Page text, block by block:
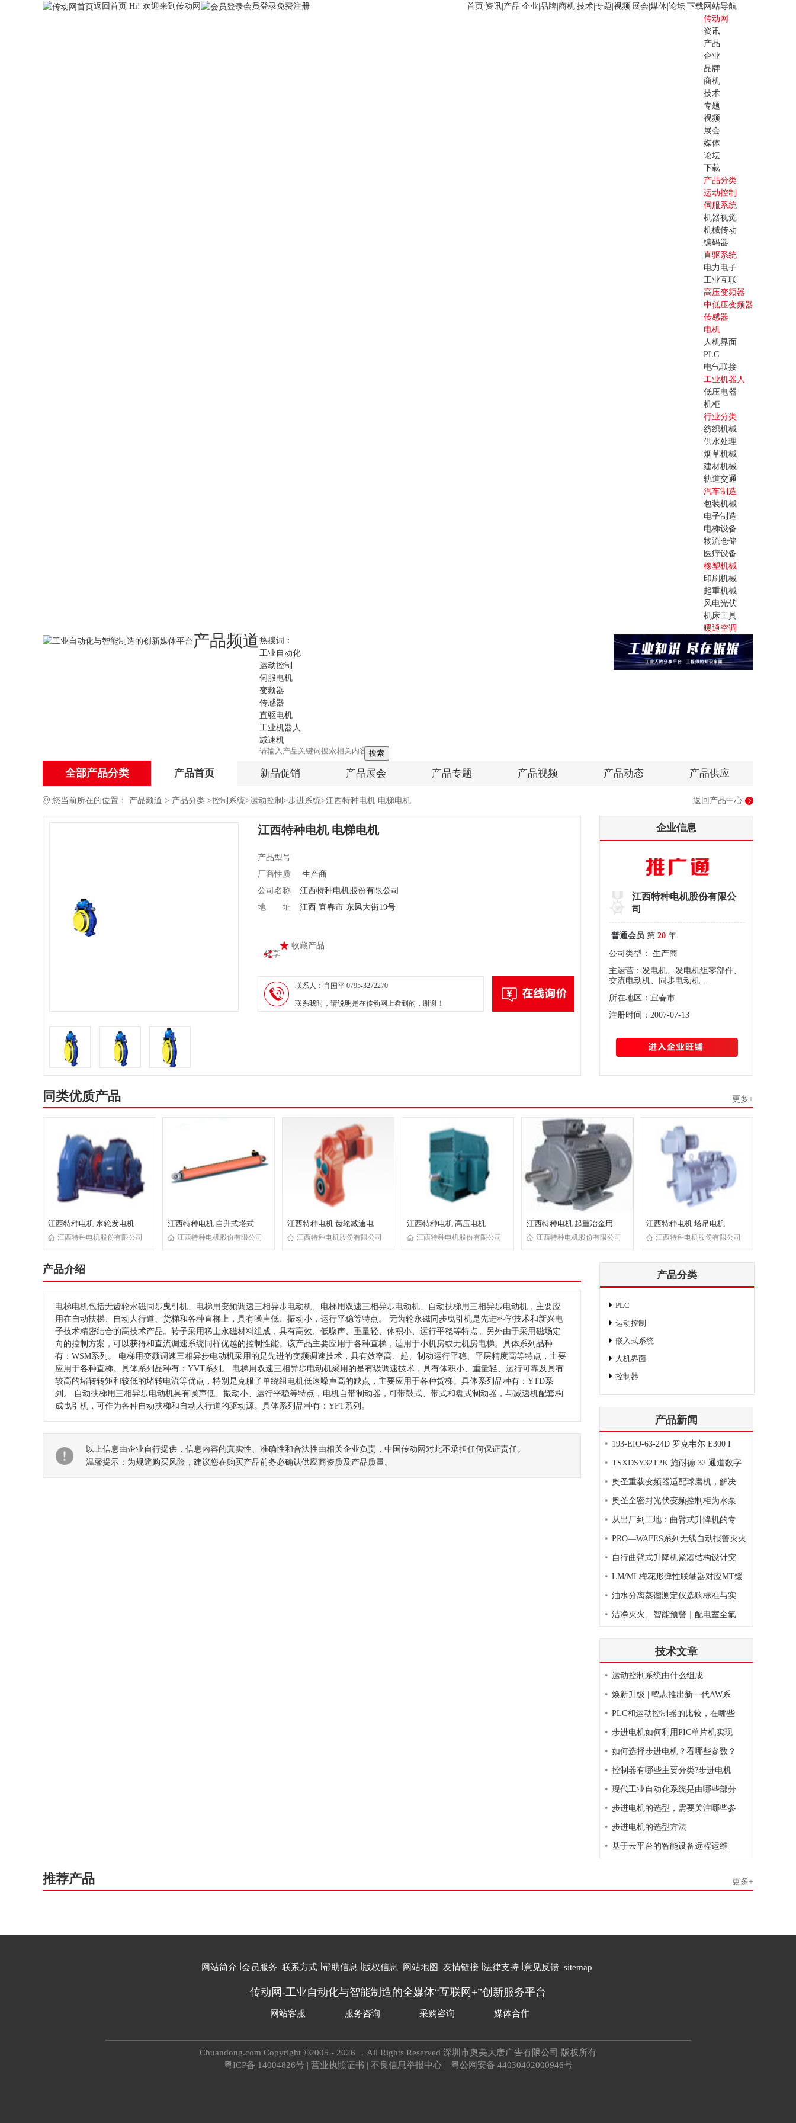
返回首页 Hi! 欢迎来到传动网 会员登录免费注册 首页 资讯 产品 企业 品牌 商机 技术 专题 视频 展会 媒体 论坛 下载网站导航
传动网
资讯
产品
企业
品牌
商机
技术
专题
视频
展会
媒体
论坛
下载
产品分类
运动控制
伺服系统
机器视觉
机械传动
编码器
直驱系统
电力电子
工业互联
高压变频器
中低压变频器
传感器
电机
人机界面
PLC
电气联接
工业机器人
低压电器
机柜
行业分类
纺织机械
供水处理
烟草机械
建材机械
轨道交通
汽车制造
包装机械
电子制造
电梯设备
物流仓储
医疗设备
橡塑机械
印刷机械
起重机械
风电光伏
机床工具
暖通空调
产品频道热搜词：
工业自动化
运动控制
伺服电机
变频器
传感器
直驱电机
工业机器人
减速机
搜索
全部产品分类 产品首页 新品促销 产品展会 产品专题 产品视频 产品动态 产品供应
您当前所在的位置： 产品频道 > 产品分类 >控制系统>运动控制 >步进系统>江西特种电机 电梯电机 返回产品中心
江西特种电机 电梯电机
产品型号
厂商性质
生产商
公司名称
江西特种电机股份有限公司
地 址
江西 宜春市 东风大街19号
分享
收藏产品
联系人： 肖国平 0795-3272270
联系我时，请说明是在传动网上看到的，谢谢！
企业信息
江西特种电机股份有限公
司
普通会员 第 20 年
公司类型： 生产商
主运营：发电机、发电机组零部件、
交流电动机、同步电动机...
所在地区：宜春市
注册时间：2007-07-13
同类优质产品 更多+
江西特种电机 水轮发电机
江西特种电机股份有限公司
江西特种电机 自升式塔式
江西特种电机股份有限公司
江西特种电机 齿轮减速电
江西特种电机股份有限公司
江西特种电机 高压电机
江西特种电机股份有限公司
江西特种电机 起重冶金用
江西特种电机股份有限公司
江西特种电机 塔吊电机
江西特种电机股份有限公司
产品分类
PLC
运动控制
嵌入式系统
人机界面
控制器
产品新闻
• 193-EIO-63-24D 罗克韦尔 E300 I
• TSXDSY32T2K 施耐德 32 通道数字
• 奥圣重载变频器适配球磨机，解决
• 奥圣全密封光伏变频控制柜为水泵
• 从出厂到工地：曲臂式升降机的专
• PRO—WAFES系列无线自动报警灭火
• 自行曲臂式升降机紧凑结构设计突
• LM/ML梅花形弹性联轴器对应MT缓
• 油水分离蒸馏测定仪选购标准与实
• 洁净灭火、智能预警｜配电室全氟
技术文章
• 运动控制系统由什么组成
• 焕新升级 | 鸣志推出新一代AW系
• PLC和运动控制器的比较，在哪些
• 步进电机如何利用PIC单片机实现
• 如何选择步进电机？看哪些参数？
• 控制器有哪些主要分类?步进电机
• 现代工业自动化系统是由哪些部分
• 步进电机的选型，需要关注哪些参
• 步进电机的选型方法
• 基于云平台的智能设备远程运维
产品介绍
电梯电机包括无齿轮永磁同步曳引机、电梯用变频调速三相异步电动机、电梯用双速三相异步电动机、自动扶梯用三相异步电动机，主要应
用在自动扶梯、自动人行道、货梯和各种直梯上，具有噪声低、振动小，运行平稳等特点。 无齿轮永磁同步曳引机是先进科学技术和新兴电
子技术精密结合的高技术产品。转子采用稀土永磁材料组成，具有高效、低噪声、重量轻、体积小、运行平稳等特点。另外由于采用磁场定
向的控制方案，可以获得和直流调速系统同样优越的控制性能。该产品主要应用于各种直梯，适用于小机房或无机房电梯。具体系列品种
有：WSM系列。 电梯用变频调速三相异步电动机采用的是先进的变频调速技术，具有效率高、起、制动运行平稳、平层精度高等特点，主要
应用于各种直梯。具体系列品种有：YVT系列。 电梯用双速三相异步电动机采用的是有级调速技术，具有体积小、重量轻、运行可靠及具有
较高的堵转转矩和较低的堵转电流等优点，特别是克服了单绕组电机低速噪声高的缺点，主要应用于各种货梯。具体系列品种有：YTD系
列。 自动扶梯用三相异步电动机具有噪声低、振动小、运行平稳等特点，电机自带制动器，可带鼓式、带式和盘式制动器，与减速机配套构
成曳引机，可作为各种自动扶梯和自动人行道的驱动源。具体系列品种有：YFT系列。
以上信息由企业自行提供，信息内容的真实性、准确性和合法性由相关企业负责，中国传动网对此不承担任何保证责任。
温馨提示：为规避购买风险，建议您在购买产品前务必确认供应商资质及产品质量。
推荐产品 更多+
网站简介 |会员服务 |联系方式 |帮助信息 |版权信息 |网站地图 |友情链接 |法律支持 |意见反馈 |sitemap
传动网-工业自动化与智能制造的全媒体“互联网+”创新服务平台
网站客服 服务咨询 采购咨询 媒体合作
Chuandong.com Copyright ©2005 - 2026 ，All Rights Reserved 深圳市奥美大唐广告有限公司 版权所有
粤ICP备 14004826号 | 营业执照证书 | 不良信息举报中心| 粤公网安备 44030402000946号